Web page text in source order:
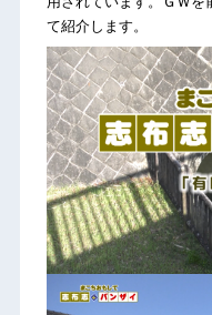
て紹介します。